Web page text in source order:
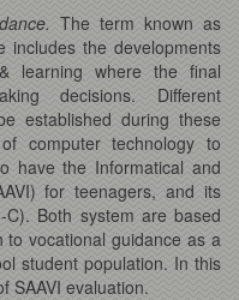
The term known as
includes the developments
learning where the final
decisions. Different
established during these
computer technology to
have the Informatical and
for teenagers, and its
C). Both system are based
vocational guidance as a
student population. In this
SAAVI evaluation.